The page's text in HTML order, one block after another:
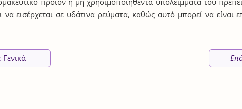
προϊόν ή μη χρησιμοποιηθέντα υπολείμματά του
να εισέρχεται σε υδάτινα ρεύματα, καθώς αυτό μπορεί να είναι
: Γενικά